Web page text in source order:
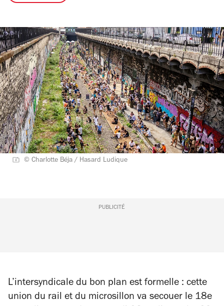
© Charlotte Béja / Hasard Ludique
PUBLICITÉ
L’intersyndicale du bon plan est formelle : cette
union du rail et du microsillon va secouer le 18e